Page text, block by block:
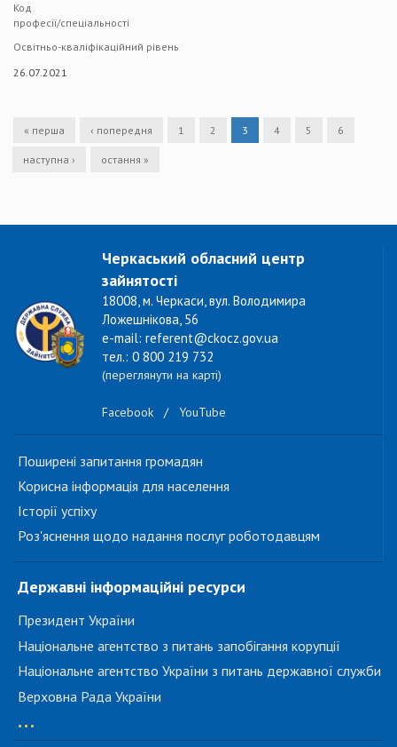
Код
професії/спеціальності
Освітньо-кваліфікаційний рівень
26.07.2021
« перша ‹ попередня 1 2 3 4 5 6
наступна › остання »
Черкаський обласний центр
зайнятості
18008, м. Черкаси, вул. Володимира
Ложешнікова, 56
e-mail: referent@ckocz.gov.ua
тел.: 0 800 219 732
(переглянути на карті)
Facebook / YouTube
Поширені запитання громадян
Корисна інформація для населення
Історії успіху
Роз'яснення щодо надання послуг роботодавцям
Державні інформаційні ресурси
Президент України
Національне агентство з питань запобігання корупції
Національне агентство України з питань державної служби
Верховна Рада України
...